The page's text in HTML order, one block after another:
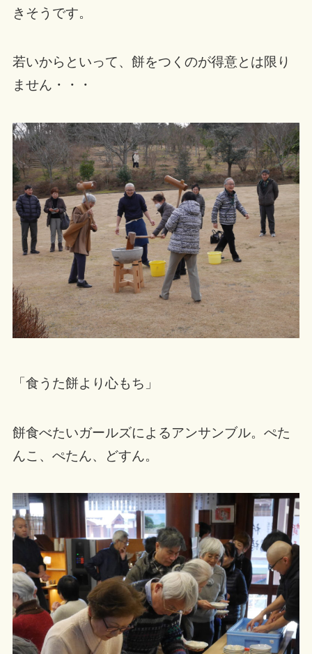
きそうです。
若いからといって、餅をつくのが得意とは限り
ません・・・
「食うた餅より心もち」
餅食べたいガールズによるアンサンブル。ぺた
んこ、ぺたん、どすん。